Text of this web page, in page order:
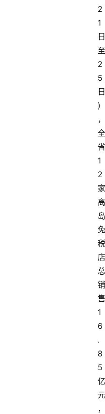
2
1
日
至
2
5
日
)
，
全
省
1
2
家
离
岛
免
税
店
总
销
售
1
6
.
8
5
亿
元
，